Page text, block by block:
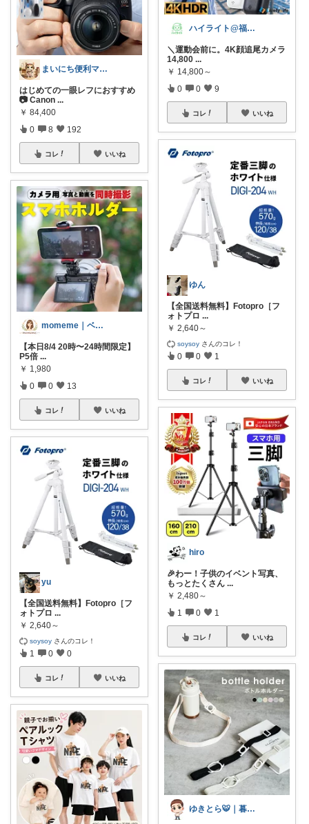
まいにち便利マーケット
はじめての一眼レフにおすすめ
📷 Canon ...
￥ 84,400
0 8 192
コレ いいね
momeme｜ベビー&キッズ専門店
【本日8/4 20時〜24時間限定】
P5倍 ...
￥ 1,980
0 0 13
コレ いいね
yu
【全国送料無料】Fotopro［フ
ォトプロ ...
￥ 2,640～
soysoy さんのコレ！
1 0 0
コレ いいね
ハイライト@福岡男児35歳で二児のパパ
＼運動会前に。4K顔追尾カメラ
14,800 ...
￥ 14,800～
0 0 9
コレ いいね
ゆん
【全国送料無料】Fotopro［フ
ォトプロ ...
￥ 2,640～
soysoy さんのコレ！
0 0 1
コレ いいね
hiro
🎉わー！子供のイベント写真、
もっとたくさん ...
￥ 2,480～
1 0 1
コレ いいね
ゆきとら🐯｜暮らしをラクにしたいパパ